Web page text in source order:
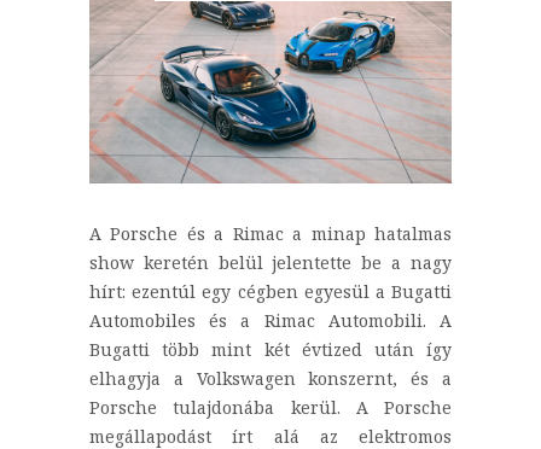
A Porsche és a Rimac a minap hatalmas
show keretén belül jelentette be a nagy
hírt: ezentúl egy cégben egyesül a Bugatti
Automobiles és a Rimac Automobili. A
Bugatti több mint két évtized után így
elhagyja a Volkswagen konszernt, és a
Porsche tulajdonába kerül. A Porsche
megállapodást írt alá az elektromos